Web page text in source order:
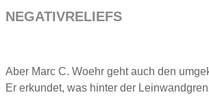
NEGATIVRELIEFS
Aber Marc C. Woehr geht auch den
Er erkundet, was hinter der